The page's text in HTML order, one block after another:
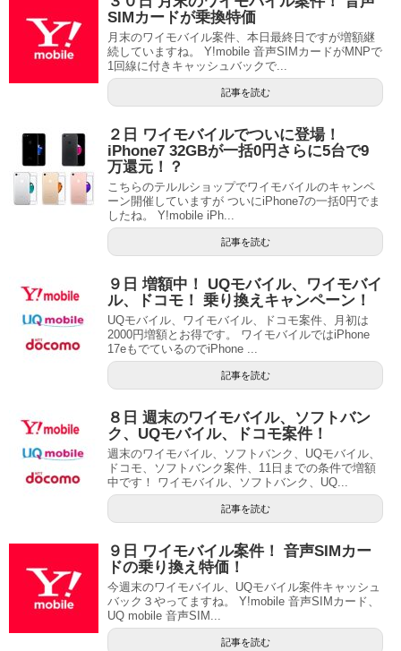
SIMカードが乗換特価
月末のワイモバイル案件、本日最終日ですが増額継
続していますね。 Y!mobile 音声SIMカードがMNPで
1回線に付きキャッシュバックで...
記事を読む
２日 ワイモバイルでついに登場！
iPhone7 32GBが一括0円さらに5台で9
万還元！？
こちらのテルルショップでワイモバイルのキャンペ
ーン開催していますが ついにiPhone7の一括0円でま
したね。 Y!mobile iPh...
記事を読む
９日 増額中！ UQモバイル、ワイモバイ
ル、ドコモ！ 乗り換えキャンペーン！
UQモバイル、ワイモバイル、ドコモ案件、月初は
2000円増額とお得です。 ワイモバイルではiPhone
17eもでているのでiPhone ...
記事を読む
８日 週末のワイモバイル、ソフトバン
ク、UQモバイル、ドコモ案件！
週末のワイモバイル、ソフトバンク、UQモバイル、
ドコモ、ソフトバンク案件、11日までの条件で増額
中です！ ワイモバイル、ソフトバンク、UQ...
記事を読む
９日 ワイモバイル案件！ 音声SIMカー
ドの乗り換え特価！
今週末のワイモバイル、UQモバイル案件キャッシュ
バック３やってますね。 Y!mobile 音声SIMカード、
UQ mobile 音声SIM...
記事を読む